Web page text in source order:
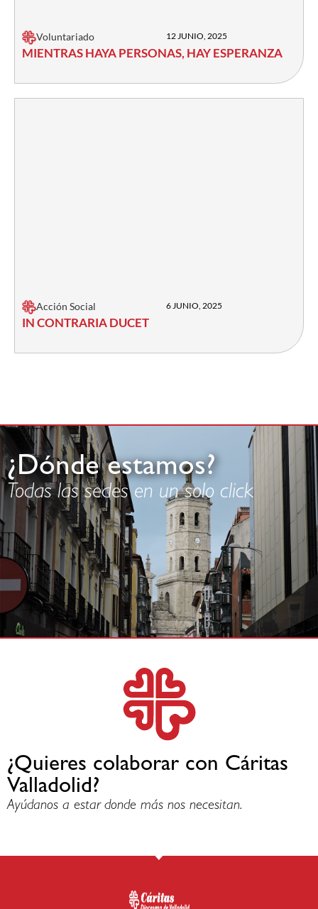
Voluntariado 12 JUNIO, 2025
MIENTRAS HAYA PERSONAS, HAY ESPERANZA
Acción Social 6 JUNIO, 2025
IN CONTRARIA DUCET
¿Dónde estamos?
Todas las sedes en un solo click
¿Quieres colaborar con Cáritas
Valladolid?
Ayúdanos a estar donde más nos necesitan.